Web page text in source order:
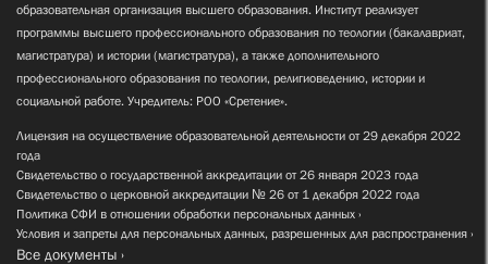
образовательная организация высшего образования. Институт реализует
программы высшего профессионального образования по теологии (бакалавриат,
магистратура) и истории (магистратура), а также дополнительного
профессионального образования по теологии, религиоведению, истории и
социальной работе. Учредитель: РОО «Сретение».
Лицензия на осуществление образовательной деятельности от 29 декабря 2022
года
Свидетельство о государственной аккредитации от 26 января 2023 года
Свидетельство о церковной аккредитации № 26 от 1 декабря 2022 года
Политика СФИ в отношении обработки персональных данных
Условия и запреты для персональных данных, разрешенных для распространения
Все документы